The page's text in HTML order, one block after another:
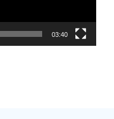
03:40